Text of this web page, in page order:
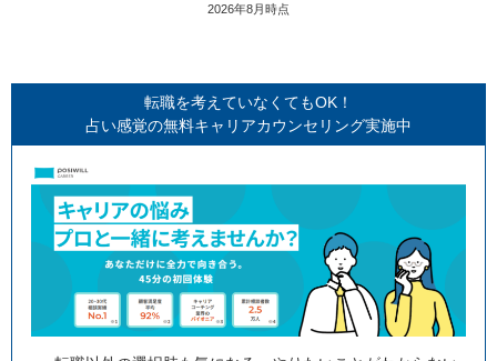
2026年8月時点
転職を考えていなくてもOK！
占い感覚の無料キャリアカウンセリング実施中